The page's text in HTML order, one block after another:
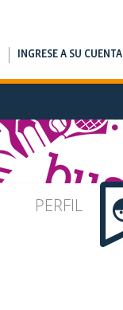
INGRESE A SU CUENTA
PERFIL